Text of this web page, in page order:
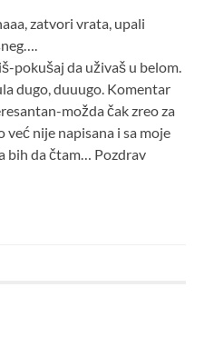
zatvori vrata, upali
pokušaj da uživaš u belom.
dugo, duuugo. Komentar
možda čak zreo za
već nije napisana i sa moje
bih da čtam… Pozdrav